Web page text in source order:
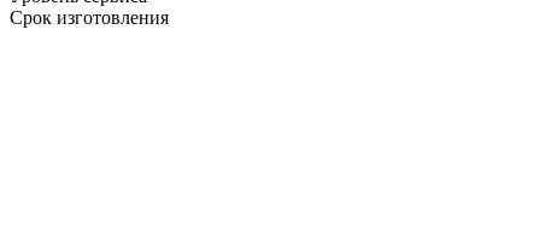
Срок изготовления